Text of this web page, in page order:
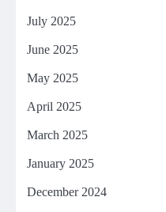
July 2025
June 2025
May 2025
April 2025
March 2025
January 2025
December 2024